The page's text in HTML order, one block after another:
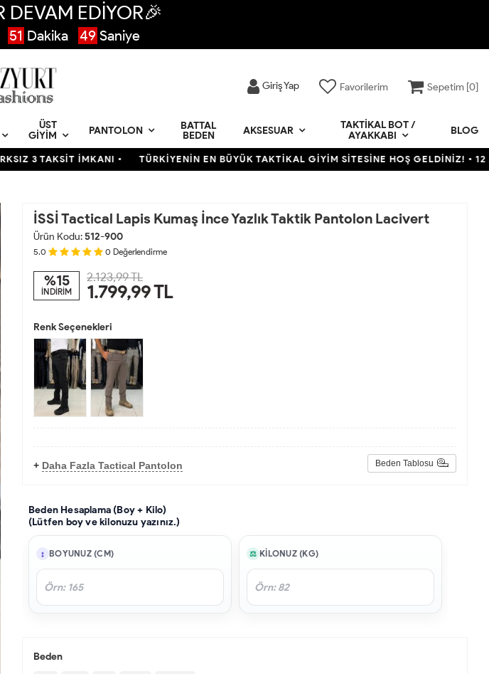
DEVAM EDİYOR🎉
51 Dakika 48 Saniye
Giriş Yap Favorilerim Sepetim [0]
ÜST
GIYIM
PANTOLON
BATTAL
BEDEN
AKSESUAR
TAKTIKAL BOT /
AYAKKABI
BLOG
İMKANI • TÜRKİYENİN EN BÜYÜK TAKTİKAL GİYİM SİTESİNE HOŞ GELDİNİZ! • 12 AYA
İSSİ Tactical Lapis Kumaş İnce Yazlık Taktik Pantolon Lacivert
Ürün Kodu:512-900
5.0 0 Değerlendirme
%15
İNDİRİM
2.123,99 TL
1.799,99TL
Renk Seçenekleri
+ Daha Fazla Tactical Pantolon Beden Tablosu
Beden Hesaplama (Boy + Kilo)
(Lütfen boy ve kilonuzu yazınız.)
BOYUNUZ (CM) KILONUZ (KG)
Beden